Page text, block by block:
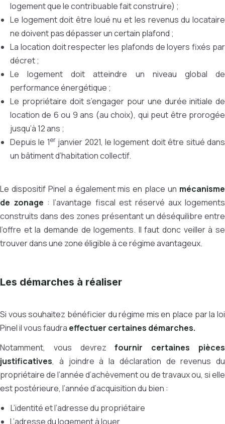
logement que le contribuable fait construire) ;
Le logement doit être loué nu et les revenus du locataire
ne doivent pas dépasser un certain plafond ;
La location doit respecter les plafonds de loyers fixés par
décret ;
Le logement doit atteindre un niveau global de
performance énergétique ;
Le propriétaire doit s’engager pour une durée initiale de
location de 6 ou 9 ans (au choix), qui peut être prorogée
jusqu’à 12 ans ;
Depuis le 1erjanvier 2021, le logement doit être situé dans
un bâtiment d’habitation collectif.
Le dispositif Pinel a également mis en place un mécanisme
de zonage : l’avantage fiscal est réservé aux logements
construits dans des zones présentant un déséquilibre entre
l’offre et la demande de logements. Il faut donc veiller à se
trouver dans une zone éligible à ce régime avantageux.
Les démarches à réaliser
Si vous souhaitez bénéficier du régime mis en place par la loi
Pinel il vous faudra effectuer certaines démarches.
Notamment, vous devrezfournir certaines pièces
justificatives, à joindre à la déclaration de revenus du
propriétaire de l’année d’achèvement ou de travaux ou, si elle
est postérieure, l’année d’acquisition du bien :
L’identité et l’adresse du propriétaire
L’adresse du logement à louer